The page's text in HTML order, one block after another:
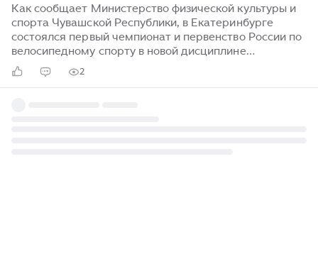
Как сообщает Министерство физической культуры и
спорта Чувашской Республики, в Екатеринбурге
состоялся первый чемпионат и первенство России по
велосипедному спорту в новой дисциплине
«велокросс-гравий». На трассы вышли сильнейшие
спортсмены со всей страны, чтобы испытать себя на
2